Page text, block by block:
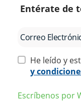
Entérate de
He leído y
y
Escríbenos por